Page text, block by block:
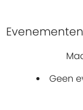
Geen